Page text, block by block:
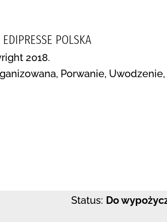
POLSKA
2018.
Porwanie,
Status: Do